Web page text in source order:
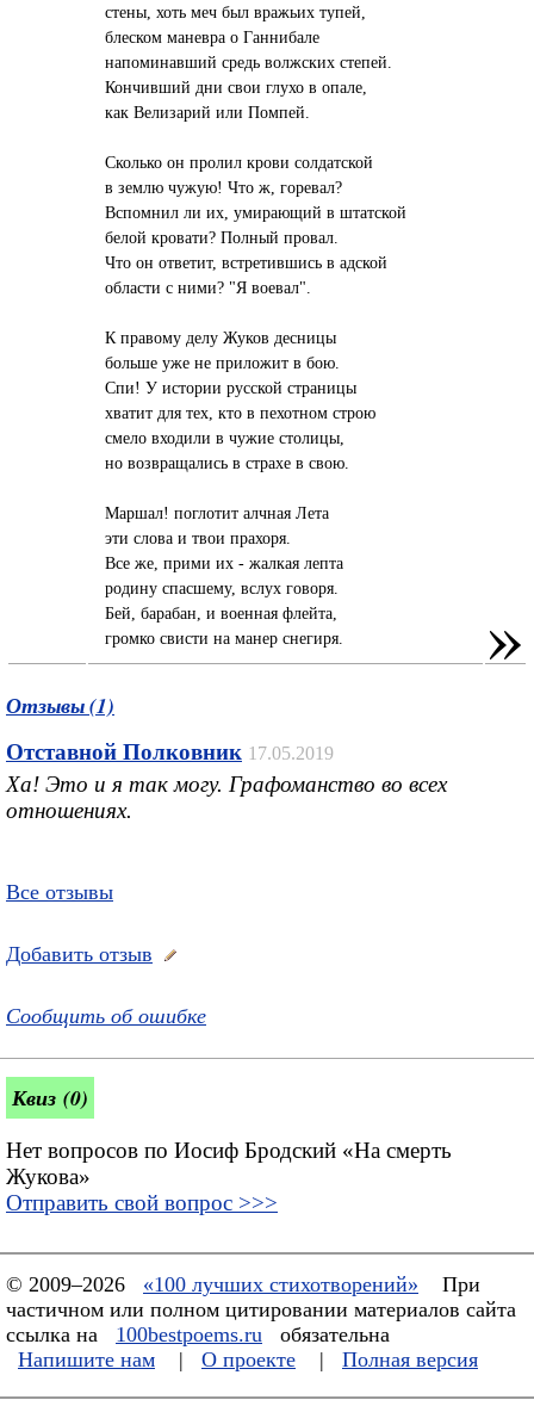
стены, хоть меч был вражьих тупей,
блеском маневра о Ганнибале
напоминавший средь волжских степей.
Кончивший дни свои глухо в опале,
как Велизарий или Помпей.
Сколько он пролил крови солдатской
в землю чужую! Что ж, горевал?
Вспомнил ли их, умирающий в штатской
белой кровати? Полный провал.
Что он ответит, встретившись в адской
области с ними? "Я воевал".
К правому делу Жуков десницы
больше уже не приложит в бою.
Спи! У истории русской страницы
хватит для тех, кто в пехотном строю
смело входили в чужие столицы,
но возвращались в страхе в свою.
Маршал! поглотит алчная Лета
эти слова и твои прахоря.
Все же, прими их - жалкая лепта
родину спасшему, вслух говоря.
Бей, барабан, и военная флейта,
громко свисти на манер снегиря.
»
Отзывы (1)
Отставной Полковник 17.05.2019
Ха! Это и я так могу. Графоманство во всех
отношениях.
Все отзывы
Добавить отзыв
Сообщить об ошибке
Квиз (0)
Нет вопросов по Иосиф Бродский «На смерть
Жукова»
Отправить свой вопрос >>>
© 2009–2026 «100 лучших стихотворений»
При
частичном или полном цитировании материалов сайта
ссылка на
100bestpoems.ru
обязательна
Напишите нам
| О проекте | Полная версия